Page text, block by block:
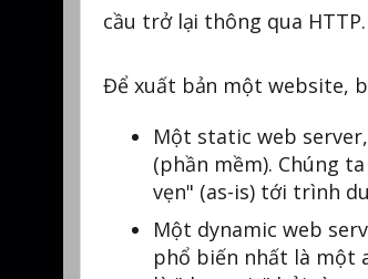
cầu trở lại thông qua HTTP.
Để xuất bản một website,
Một static web
(phần mềm). Chúng
vẹn" (as-is) tới trình
Một dynamic web
phổ biến nhất là một